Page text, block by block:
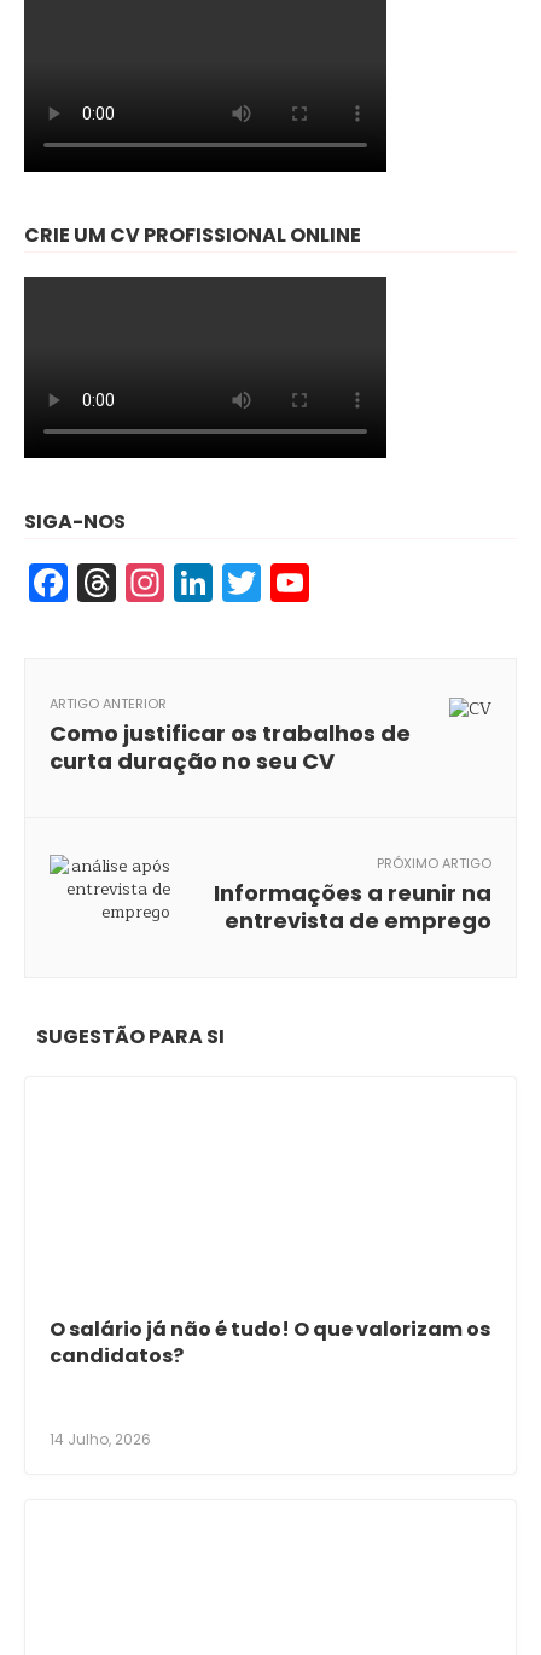
CRIE UM CV PROFISSIONAL ONLINE
SIGA-NOS
Facebook
Threads
Instagram
LinkedIn
Twitter
ARTIGO ANTERIOR
Como justificar os trabalhos de
curta duração no seu CV
PRÓXIMO ARTIGO
Informações a reunir na
entrevista de emprego
SUGESTÃO PARA SI
O salário já não é tudo! O que valorizam os
candidatos?
14 Julho, 2026